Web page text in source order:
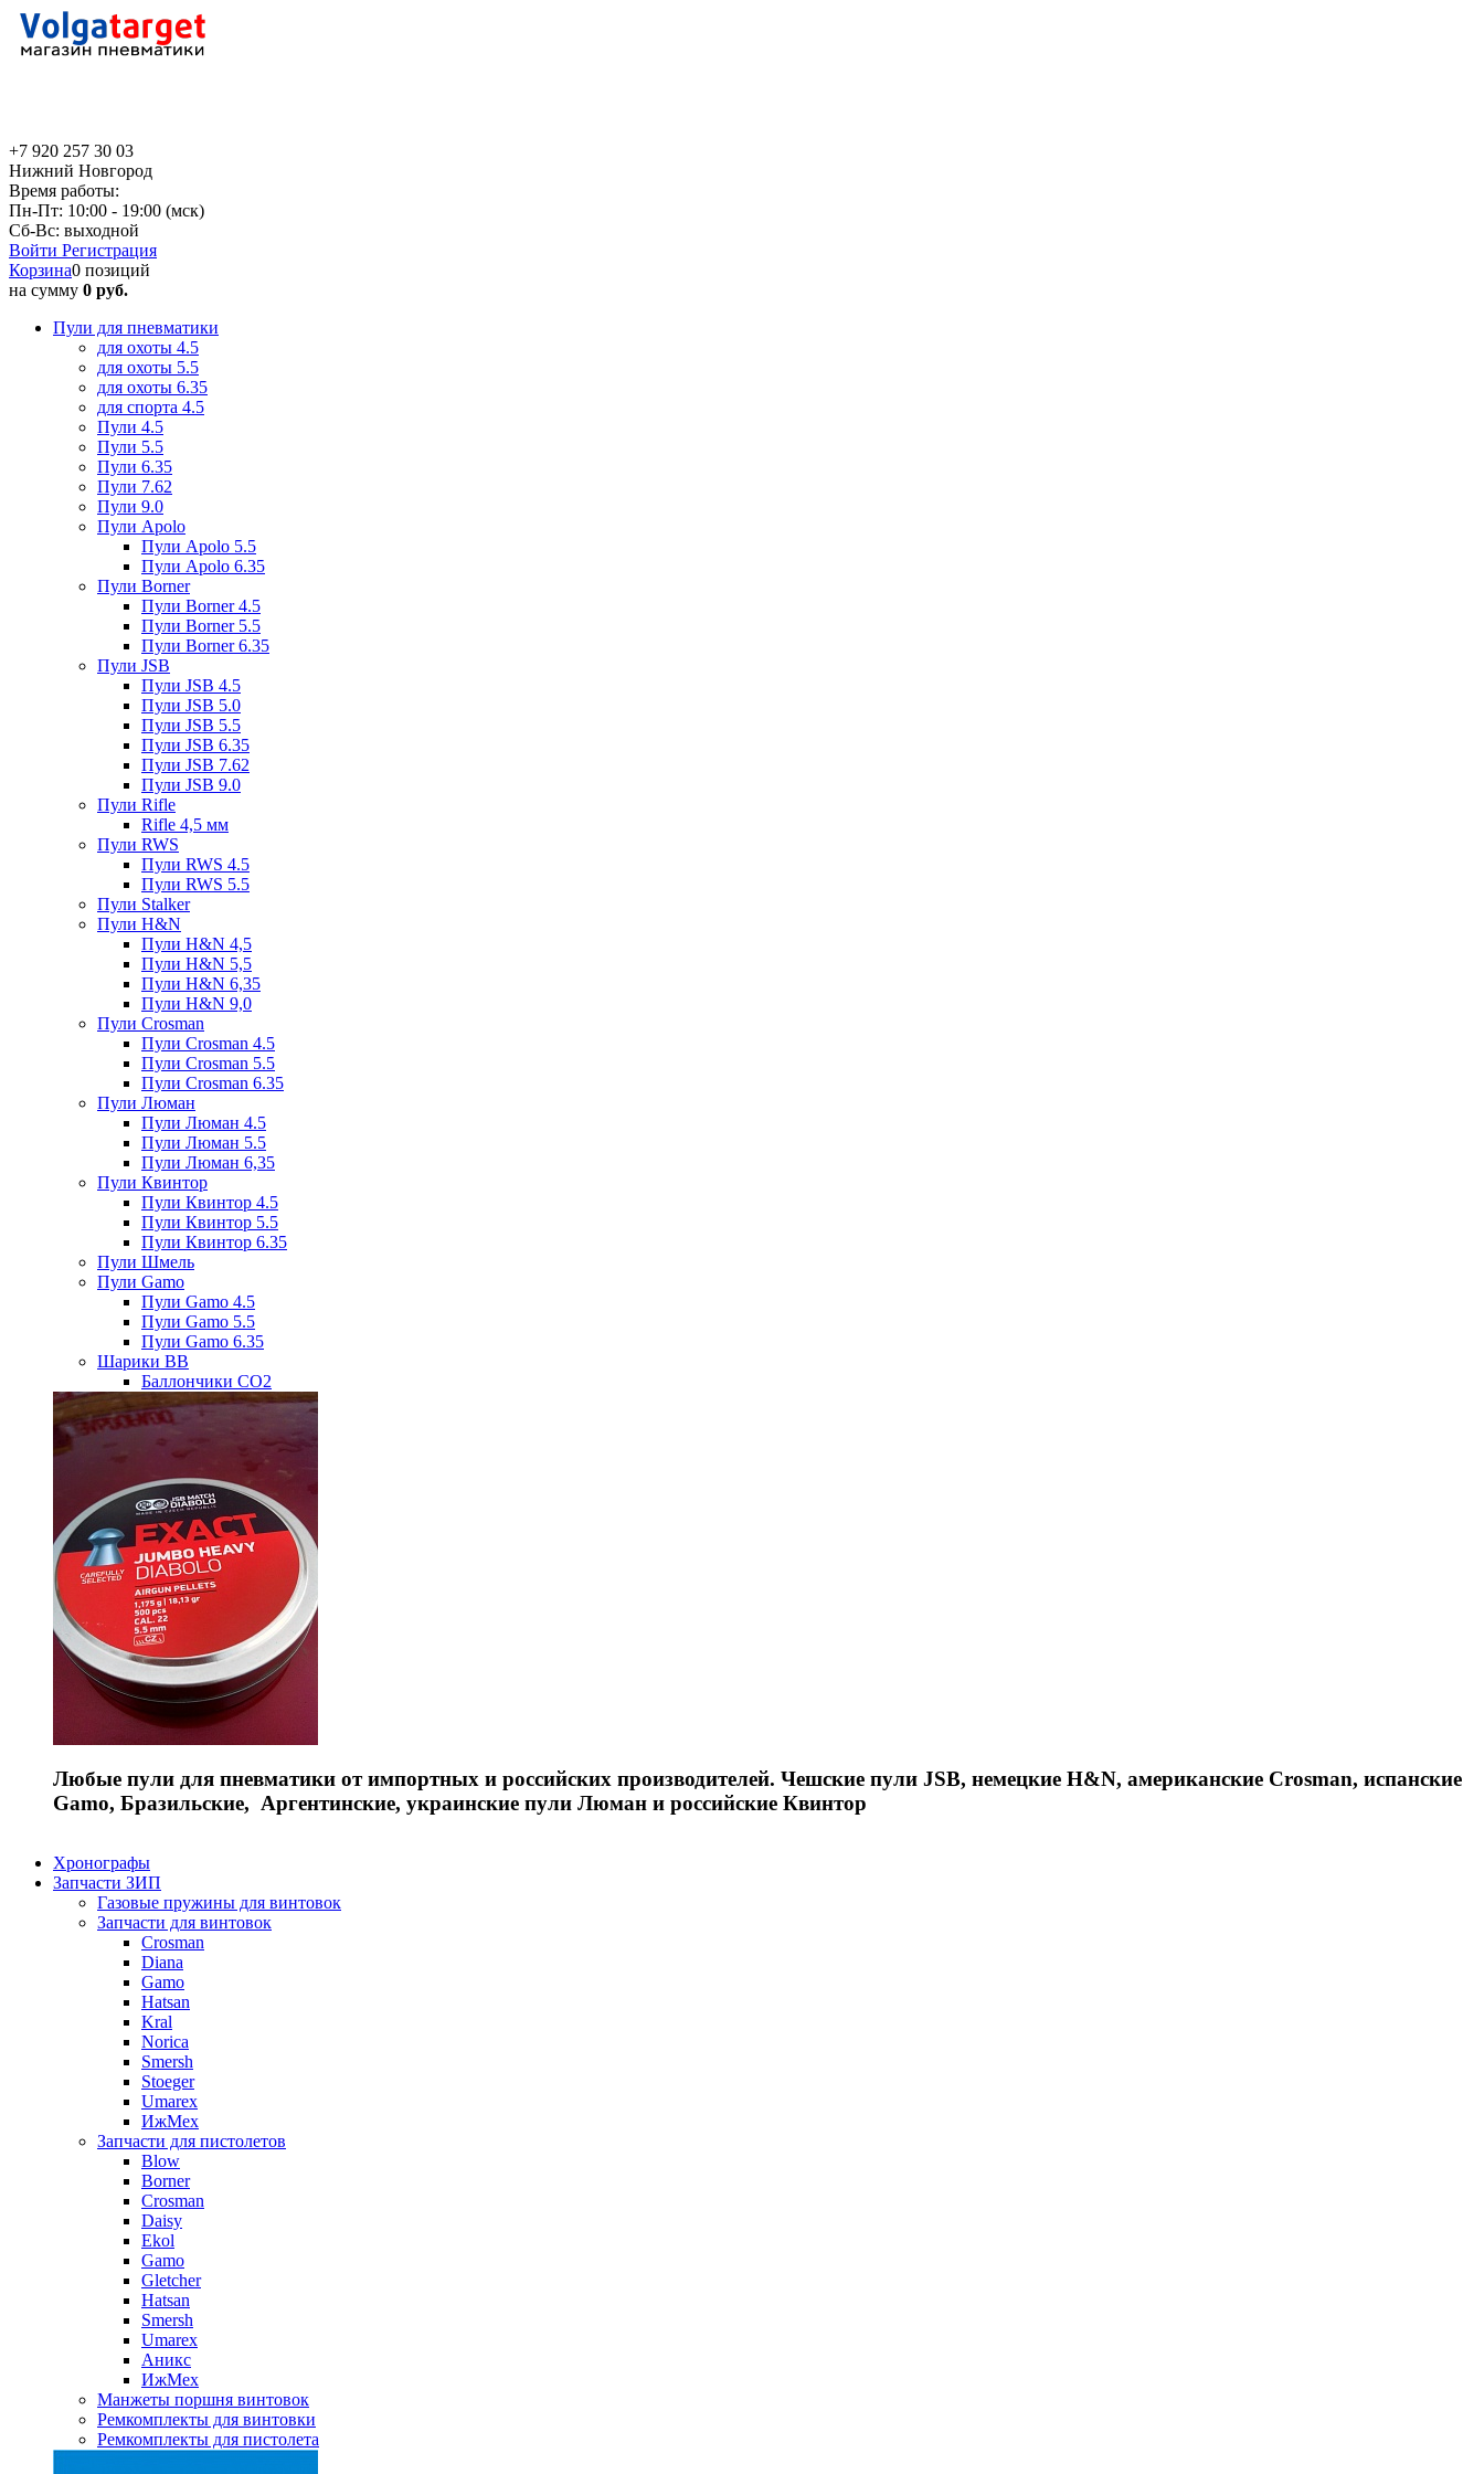
+7 920 257 30 03
Нижний Новгород
Время работы:
Пн-Пт: 10:00 - 19:00 (мск)
Сб-Вс: выходной
Войти Регистрация
Корзина0 позиций
на сумму 0 руб.
Пули для пневматики
для охоты 4.5
для охоты 5.5
для охоты 6.35
для спорта 4.5
Пули 4.5
Пули 5.5
Пули 6.35
Пули 7.62
Пули 9.0
Пули Apolo
Пули Apolo 5.5
Пули Apolo 6.35
Пули Borner
Пули Borner 4.5
Пули Borner 5.5
Пули Borner 6.35
Пули JSB
Пули JSB 4.5
Пули JSB 5.0
Пули JSB 5.5
Пули JSB 6.35
Пули JSB 7.62
Пули JSB 9.0
Пули Rifle
Rifle 4,5 мм
Пули RWS
Пули RWS 4.5
Пули RWS 5.5
Пули Stalker
Пули H&N
Пули H&N 4,5
Пули H&N 5,5
Пули H&N 6,35
Пули H&N 9,0
Пули Crosman
Пули Crosman 4.5
Пули Crosman 5.5
Пули Crosman 6.35
Пули Люман
Пули Люман 4.5
Пули Люман 5.5
Пули Люман 6,35
Пули Квинтор
Пули Квинтор 4.5
Пули Квинтор 5.5
Пули Квинтор 6.35
Пули Шмель
Пули Gamo
Пули Gamo 4.5
Пули Gamo 5.5
Пули Gamo 6.35
Шарики BB
Баллончики CO2
Любые пули для пневматики от импортных и российских производителей. Чешские пули JSB, немецкие H&N, американские Crosman, испанские
Gamo, Бразильские, Аргентинские, украинские пули Люман и российские Квинтор
Хронографы
Запчасти ЗИП
Газовые пружины для винтовок
Запчасти для винтовок
Crosman
Diana
Gamo
Hatsan
Kral
Norica
Smersh
Stoeger
Umarex
ИжМех
Запчасти для пистолетов
Blow
Borner
Crosman
Daisy
Ekol
Gamo
Gletcher
Hatsan
Smersh
Umarex
Аникс
ИжМех
Манжеты поршня винтовок
Ремкомплекты для винтовки
Ремкомплекты для пистолета